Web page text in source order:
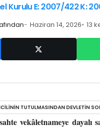
Kurulu E: 2007/422 K:
Haziran 14, 2026 13
vekâletnameye dayalı
TUTULMASINDAN DEVLETIN